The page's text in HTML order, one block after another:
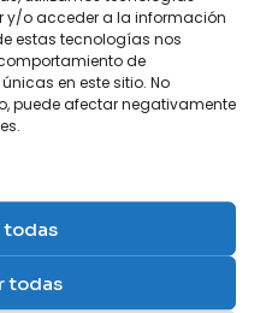
o acceder a la información
estas tecnologías nos
de
en este sitio. No
puede afectar negativamente
todas
todas